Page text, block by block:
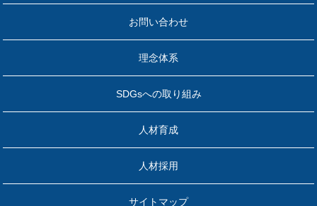
お問い合わせ
理念体系
SDGsへの取り組み
人材育成
人材採用
サイトマップ